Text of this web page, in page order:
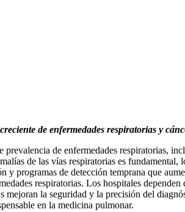
de enfermedades respiratorias y
de enfermedades respiratorias,
de las vías respiratorias es
y programas de detección temprana que
respiratorias. Los hospitales
la seguridad y la precisión del
en la medicina pulmonar.